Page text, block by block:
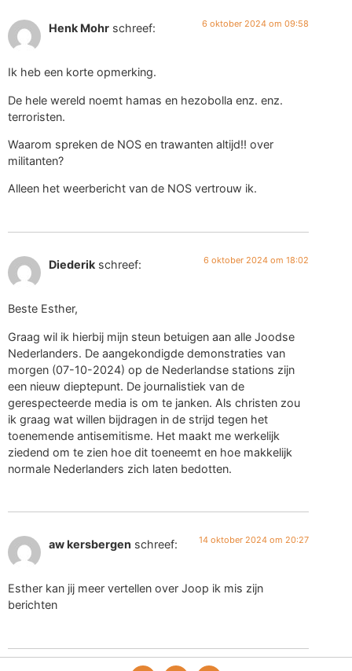
Henk Mohr schreef: 6 oktober 2024 om 09:58
Ik heb een korte opmerking.
De hele wereld noemt hamas en hezobolla enz. enz.
terroristen.
Waarom spreken de NOS en trawanten altijd!! over
militanten?
Alleen het weerbericht van de NOS vertrouw ik.
Diederik schreef: 6 oktober 2024 om 18:02
Beste Esther,
Graag wil ik hierbij mijn steun betuigen aan alle Joodse
Nederlanders. De aangekondigde demonstraties van
morgen (07-10-2024) op de Nederlandse stations zijn
een nieuw dieptepunt. De journalistiek van de
gerespecteerde media is om te janken. Als christen zou
ik graag wat willen bijdragen in de strijd tegen het
toenemende antisemitisme. Het maakt me werkelijk
ziedend om te zien hoe dit toeneemt en hoe makkelijk
normale Nederlanders zich laten bedotten.
aw kersbergen schreef: 14 oktober 2024 om 20:27
Esther kan jij meer vertellen over Joop ik mis zijn
berichten